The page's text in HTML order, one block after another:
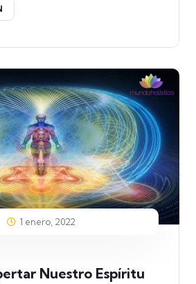
1 enero, 2022
Nuestro Espíritu